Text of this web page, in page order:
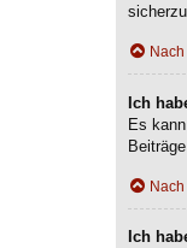
Ich
Es
Ich